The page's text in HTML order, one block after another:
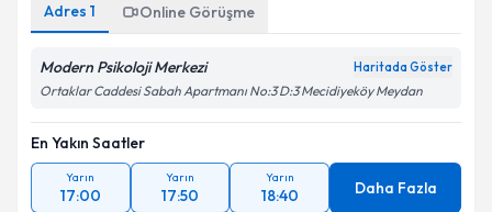
Adres 1 Online Görüşme
Modern Psikoloji Merkezi Haritada Göster
Ortaklar Caddesi Sabah Apartmanı No:3 D:3 Mecidiyeköy Meydan
En Yakın Saatler
Yarın
17:00
Yarın
17:50
Yarın
18:40 Daha Fazla